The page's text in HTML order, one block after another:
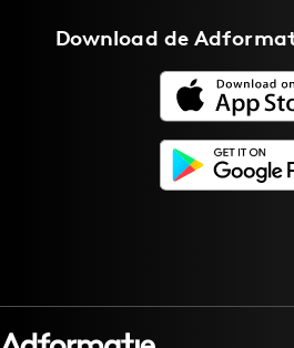
Download de